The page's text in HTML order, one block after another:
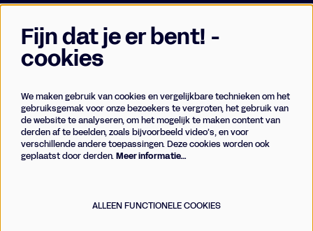
Businessclub
Vrienden
Techniek
Fijn dat je er bent! -
cookies
We maken gebruik van cookies en vergelijkbare technieken om het
gebruiksgemak voor onze bezoekers te vergroten, het gebruik van
de website te analyseren, om het mogelijk te maken content van
derden af te beelden, zoals bijvoorbeeld video’s, en voor
verschillende andere toepassingen. Deze cookies worden ook
geplaatst door derden.Meer informatie…
ALLEEN FUNCTIONELE COOKIES